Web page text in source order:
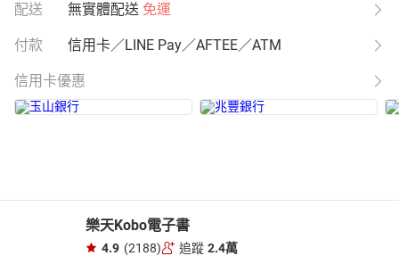
配送 無實體配送 免運
付款 信用卡／LINE Pay／AFTEE／ATM
信用卡優惠
樂天Kobo電子書
4.9 (2188) 追蹤 2.4萬